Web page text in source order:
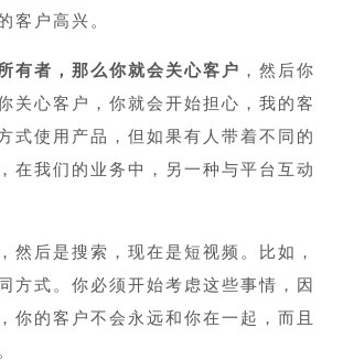
客户高兴。
有者，那么你就会关心客户 ，然后你
关心客户，你就会开始担心，我的客
式使用产品，但如果有人带着不同的
在我们的业务中，另一种与平台互动
然后是搜索，现在是短视频。比如，
方式。你必须开始考虑这些事情，因
你的客户不会永远和你在一起，而且